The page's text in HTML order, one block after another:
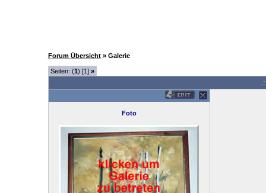
Forum Übersicht» Galerie
Seiten: (1) [1] »
Foto